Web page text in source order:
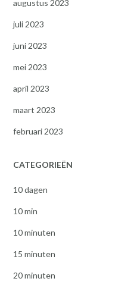
augustus 2023
juli 2023
juni 2023
mei 2023
april 2023
maart 2023
februari 2023
CATEGORIEËN
10 dagen
10 min
10 minuten
15 minuten
20 minuten